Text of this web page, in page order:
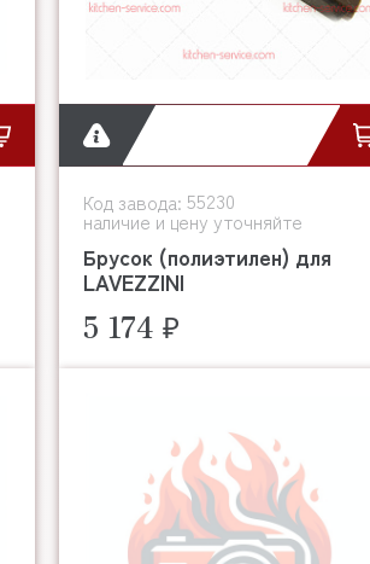
Код завода: 55230
наличие и цену уточняйте
Брусок (полиэтилен) для
LAVEZZINI
5 174 ₽